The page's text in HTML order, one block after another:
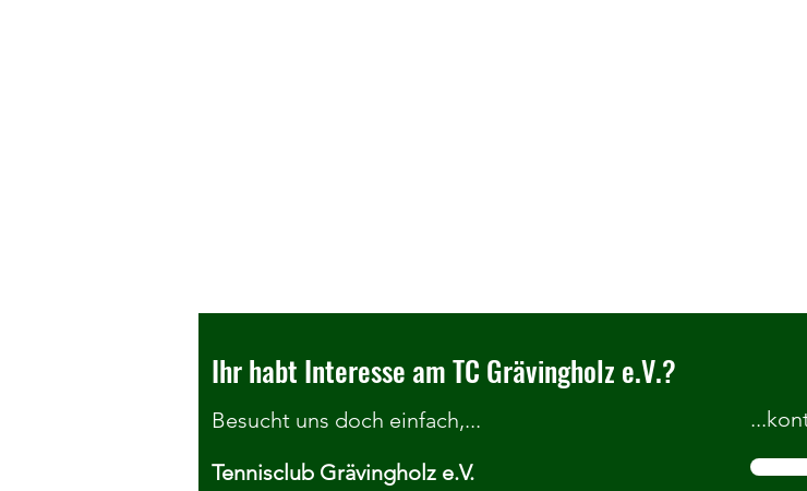
Ihr habt Interesse am TC Grävingholz e.V.?
Besucht uns doch einfach,...
Tennisclub Grävingholz e.V.